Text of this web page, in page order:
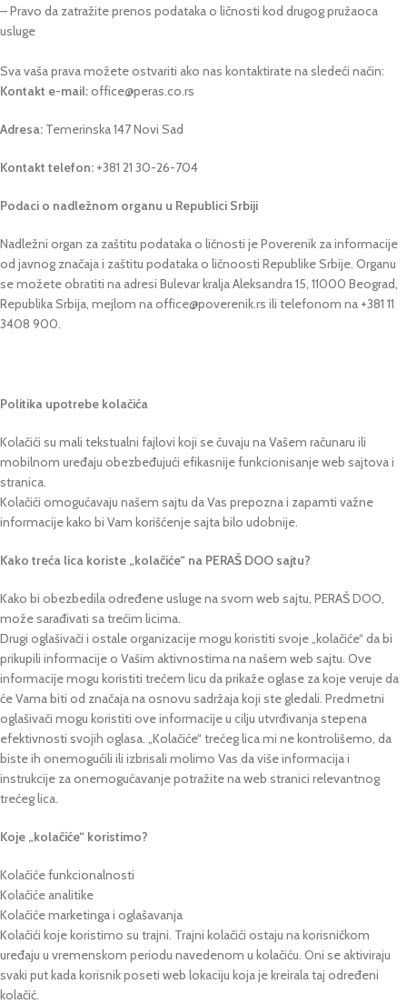
– Pravo da zatražite prenos podataka o ličnosti kod drugog pružaoca
usluge
Sva vaša prava možete ostvariti ako nas kontaktirate na sledeći način:
Kontakt e-mail:office@peras.co.rs
Adresa: Temerinska 147 Novi Sad
Kontakt telefon: +381 21 30-26-704
Podaci o nadležnom organu u Republici Srbiji
Nadležni organ za zaštitu podataka o ličnosti je Poverenik za informacije
od javnog značaja i zaštitu podataka o ličnoosti Republike Srbije. Organu
se možete obratiti na adresi Bulevar kralja Aleksandra 15, 11000 Beograd,
Republika Srbija, mejlom na office@poverenik.rs ili telefonom na +381 11
3408 900.
Politika upotrebe kolačića
Kolačići su mali tekstualni fajlovi koji se čuvaju na Vašem računaru ili
mobilnom uređaju obezbeđujući efikasnije funkcionisanje web sajtova i
stranica.
Kolačići omogućavaju našem sajtu da Vas prepozna i zapamti važne
informacije kako bi Vam korišćenje sajta bilo udobnije.
Kako treća lica koriste „kolačiće“ na PERAŠ DOO sajtu?
Kako bi obezbedila određene usluge na svom web sajtu, PERAŠ DOO,
može sarađivati sa trećim licima.
Drugi oglašivači i ostale organizacije mogu koristiti svoje „kolačiće“ da bi
prikupili informacije o Vašim aktivnostima na našem web sajtu. Ove
informacije mogu koristiti trećem licu da prikaže oglase za koje veruje da
će Vama biti od značaja na osnovu sadržaja koji ste gledali. Predmetni
oglašivači mogu koristiti ove informacije u cilju utvrđivanja stepena
efektivnosti svojih oglasa. „Kolačiće“ trećeg lica mi ne kontrolišemo, da
biste ih onemogućili ili izbrisali molimo Vas da više informacija i
instrukcije za onemogućavanje potražite na web stranici relevantnog
trećeg lica.
Koje „kolačiće“ koristimo?
Kolačiće funkcionalnosti
Kolačiće analitike
Kolačiće marketinga i oglašavanja
Kolačići koje koristimo su trajni. Trajni kolačići ostaju na korisničkom
uređaju u vremenskom periodu navedenom u kolačiću. Oni se aktiviraju
svaki put kada korisnik poseti web lokaciju koja je kreirala taj određeni
kolačić.